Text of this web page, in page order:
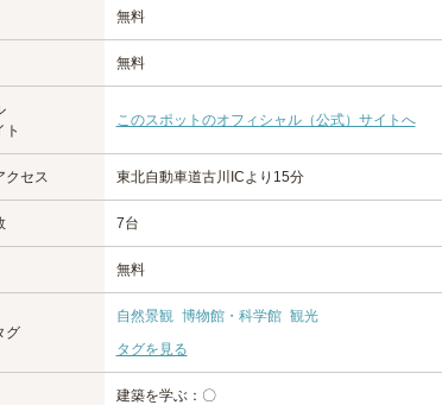
無料
無料
ト
このスポットのオフィシャル（公式）サイトへ
クセス 東北自動車道古川ICより15分
7台
無料
グ
自然景観 博物館・科学館 観光
タグを見る
建築を学ぶ：〇